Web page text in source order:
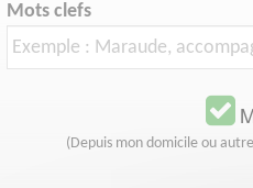
Mots clefs
(Depuis mon domicile ou